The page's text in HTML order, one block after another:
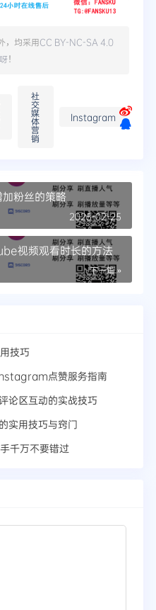
，均采用CC BY-NC-SA 4.0
！
社
交
媒
体
营
销
Instagram
粉丝的策略
2025-02-25
视频观看时长的方法
下一篇 »
技巧
点赞服务指南
论区互动的实战技巧
实用技巧与窍门
千万不要错过